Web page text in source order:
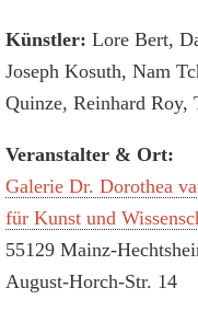
Künstler: Lore Bert,
Joseph Kosuth, Nam
Quinze, Reinhard
Veranstalter & Ort:
Galerie Dr. Dorothea
für Kunst und
55129 Mainz-
August-Horch-Str. 14